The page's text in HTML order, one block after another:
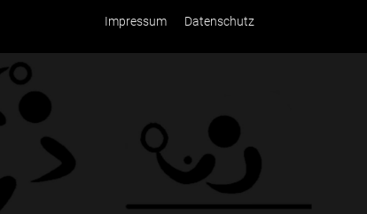
Impressum Datenschutz